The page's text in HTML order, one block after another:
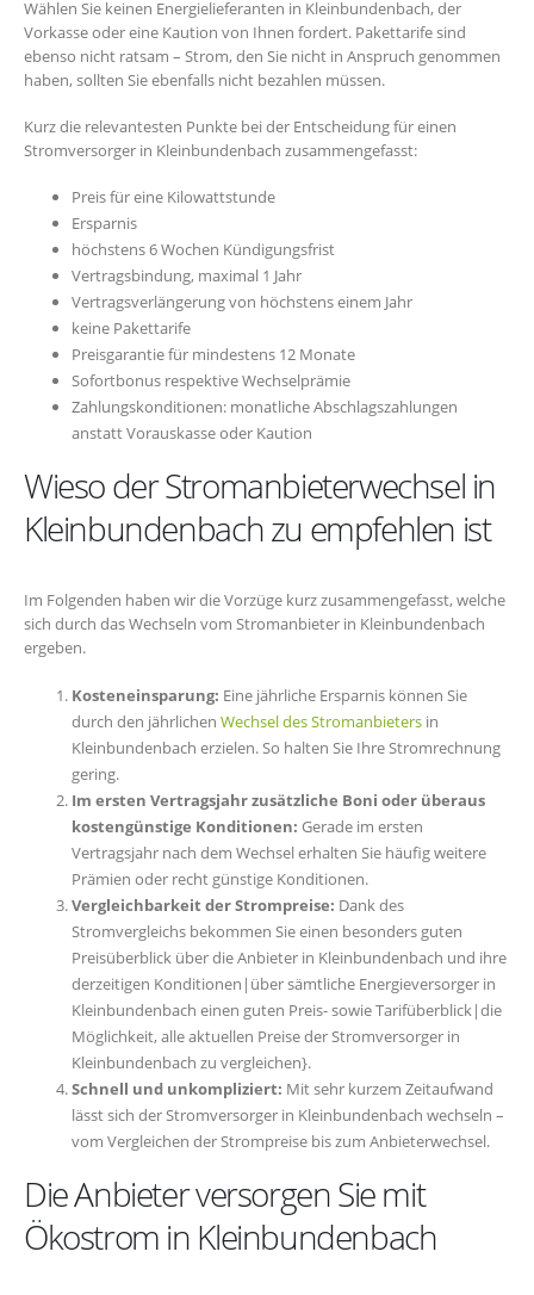
Wählen Sie keinen Energielieferanten in Kleinbundenbach, der
Vorkasse oder eine Kaution von Ihnen fordert. Pakettarife sind
ebenso nicht ratsam – Strom, den Sie nicht in Anspruch genommen
haben, sollten Sie ebenfalls nicht bezahlen müssen.
Kurz die relevantesten Punkte bei der Entscheidung für einen
Stromversorger in Kleinbundenbach zusammengefasst:
Preis für eine Kilowattstunde
Ersparnis
höchstens 6 Wochen Kündigungsfrist
Vertragsbindung, maximal 1 Jahr
Vertragsverlängerung von höchstens einem Jahr
keine Pakettarife
Preisgarantie für mindestens 12 Monate
Sofortbonus respektive Wechselprämie
Zahlungskonditionen: monatliche Abschlagszahlungen
anstatt Vorauskasse oder Kaution
Wieso der Stromanbieterwechsel in
Kleinbundenbach zu empfehlen ist
Im Folgenden haben wir die Vorzüge kurz zusammengefasst, welche
sich durch das Wechseln vom Stromanbieter in Kleinbundenbach
ergeben.
Kosteneinsparung: Eine jährliche Ersparnis können Sie
durch den jährlichen Wechsel des Stromanbieters in
Kleinbundenbach erzielen. So halten Sie Ihre Stromrechnung
gering.
Im ersten Vertragsjahr zusätzliche Boni oder überaus
kostengünstige Konditionen: Gerade im ersten
Vertragsjahr nach dem Wechsel erhalten Sie häufig weitere
Prämien oder recht günstige Konditionen.
Vergleichbarkeit der Strompreise: Dank des
Stromvergleichs bekommen Sie einen besonders guten
Preisüberblick über die Anbieter in Kleinbundenbach und ihre
derzeitigen Konditionen|über sämtliche Energieversorger in
Kleinbundenbach einen guten Preis- sowie Tarifüberblick|die
Möglichkeit, alle aktuellen Preise der Stromversorger in
Kleinbundenbach zu vergleichen}.
Schnell und unkompliziert: Mit sehr kurzem Zeitaufwand
lässt sich der Stromversorger in Kleinbundenbach wechseln –
vom Vergleichen der Strompreise bis zum Anbieterwechsel.
Die Anbieter versorgen Sie mit
Ökostrom in Kleinbundenbach